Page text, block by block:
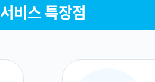
서비스 특장점